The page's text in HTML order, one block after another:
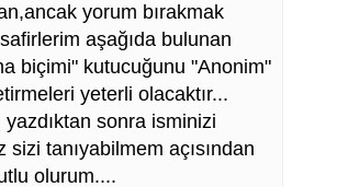
yorum bırakmak
aşağıda bulunan
biçimi" kutucuğunu "Anonim"
yeterli olacaktır...
yazdıktan sonra isminizi
sizi tanıyabilmem açısından
olurum....